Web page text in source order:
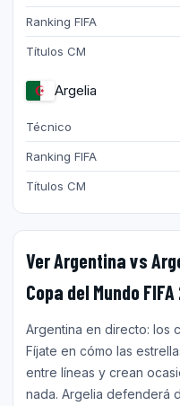
Ranking FIFA
Títulos CM
Argelia
Técnico
Ranking FIFA
Títulos CM
Ver Argentina vs
Copa del Mundo
Argentina en directo: los
Fíjate en cómo las
entre líneas y crean
nada. Argelia defenderá